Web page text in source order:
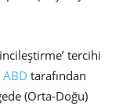
tercihi
ABD tarafından
(Orta-Doğu)